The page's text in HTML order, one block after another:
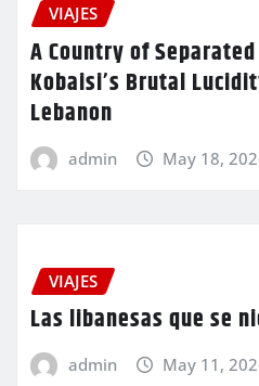
VIAJES
A Country of
Kobaisi’s Brutal
Lebanon
admin May 18,
VIAJES
Las libanesas que se
admin May 11,